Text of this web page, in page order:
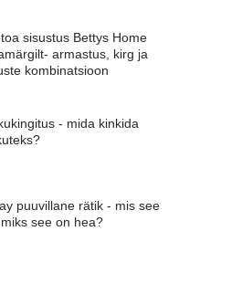
sisustus Bettys Home
armastus, kirg ja
kombinatsioon
- mida kinkida
puuvillane rätik - mis see
see on hea?